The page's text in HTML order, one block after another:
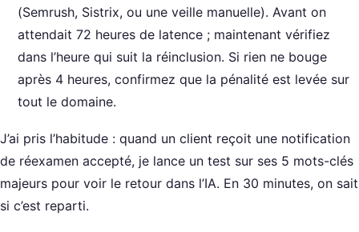
(Semrush, Sistrix, ou une veille manuelle). Avant on
attendait 72 heures de latence ; maintenant vérifiez
dans l’heure qui suit la réinclusion. Si rien ne bouge
après 4 heures, confirmez que la pénalité est levée sur
tout le domaine.
J’ai pris l’habitude : quand un client reçoit une notification
de réexamen accepté, je lance un test sur ses 5 mots-clés
majeurs pour voir le retour dans l’IA. En 30 minutes, on sait
si c’est reparti.